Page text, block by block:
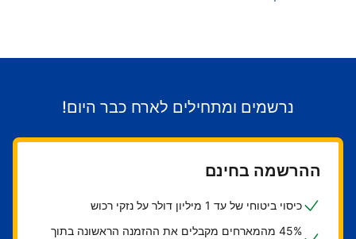
נרשמים ומתחילים לארח כבר היום!
ההרשמה בחינם
כיסוי ביטוחי של עד 1 מיליון דולר על נזקי רכוש
45% מהמארחים מקבלים את ההזמנה הראשונה בתוך